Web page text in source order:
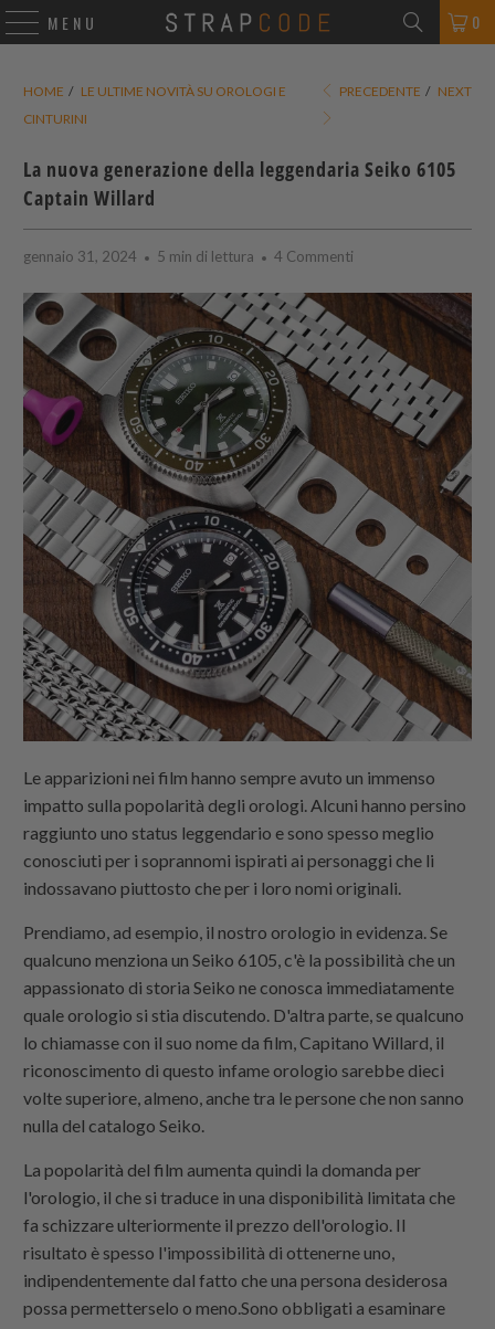
MENU 0
HOME / LE ULTIME NOVITÀ SU OROLOGI E
CINTURINI
PRECEDENTE / NEXT
La nuova generazione della leggendaria Seiko 6105
Captain Willard
gennaio 31, 2024 5 min di lettura 4 Commenti
Le apparizioni nei film hanno sempre avuto un immenso
impatto sulla popolarità degli orologi. Alcuni hanno persino
raggiunto uno status leggendario e sono spesso meglio
conosciuti per i soprannomi ispirati ai personaggi che li
indossavano piuttosto che per i loro nomi originali.
Prendiamo, ad esempio, il nostro orologio in evidenza. Se
qualcuno menziona un Seiko 6105, c'è la possibilità che un
appassionato di storia Seiko ne conosca immediatamente
quale orologio si stia discutendo. D'altra parte, se qualcuno
lo chiamasse con il suo nome da film, Capitano Willard, il
riconoscimento di questo infame orologio sarebbe dieci
volte superiore, almeno, anche tra le persone che non sanno
nulla del catalogo Seiko.
La popolarità del film aumenta quindi la domanda per
l'orologio, il che si traduce in una disponibilità limitata che
fa schizzare ulteriormente il prezzo dell'orologio. Il
risultato è spesso l'impossibilità di ottenerne uno,
indipendentemente dal fatto che una persona desiderosa
possa permetterselo o meno.Sono obbligati a esaminare